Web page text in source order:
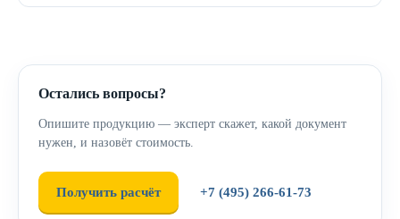
Остались вопросы?
Опишите продукцию — эксперт скажет, какой документ
нужен, и назовёт стоимость.
Получить расчёт +7 (495) 266-61-73